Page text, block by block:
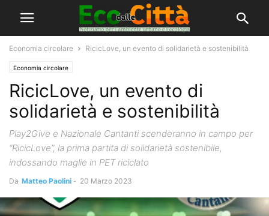
Economia circolare RicicLove, un evento di solidarietà e sostenibilità
Economia circolare
RicicLove, un evento di
solidarietà e sostenibilità
Play2Give e Nazionale Cantanti scenderanno in campo per
“RicicLove”, la prima partita di solidarietà sostenibile,
indossando maglie in PET riciclato
Da Matteo Paolini - 20 Marzo 2023